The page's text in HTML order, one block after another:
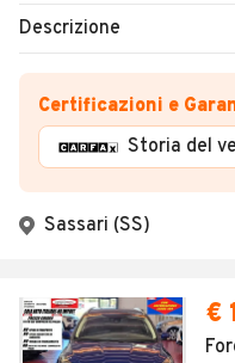
Descrizione
Certificazioni e
Storia del
Sassari (SS)
€